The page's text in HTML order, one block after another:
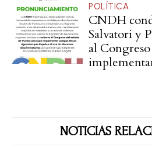
POLÍTICA
CNDH
Salvatori y
al
NOTICIAS